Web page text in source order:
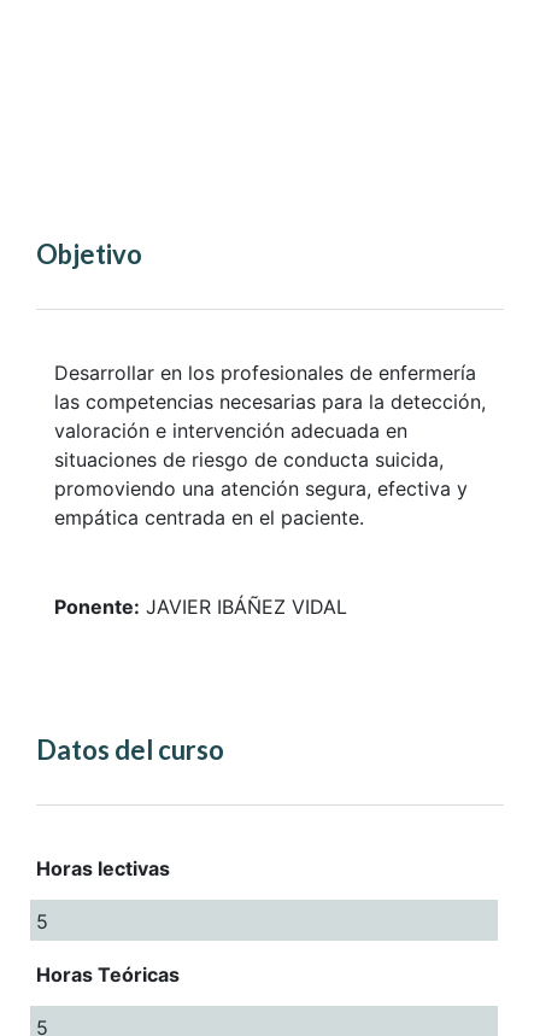
Objetivo
Desarrollar en los profesionales de enfermería
las competencias necesarias para la detección,
valoración e intervención adecuada en
situaciones de riesgo de conducta suicida,
promoviendo una atención segura, efectiva y
empática centrada en el paciente.
Ponente: JAVIER IBÁÑEZ VIDAL
Datos del curso
Horas lectivas
5
Horas Teóricas
5